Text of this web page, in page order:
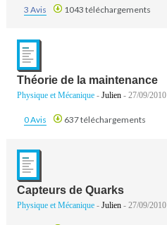
3 Avis 1043 téléchargements
Théorie de la maintenance
Physique et Mécanique - Julien- 27/09/2010
0 Avis 637 téléchargements
Capteurs de Quarks
Physique et Mécanique - Julien- 27/09/2010